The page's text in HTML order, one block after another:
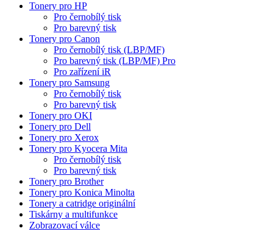
Tonery pro HP
Pro černobílý tisk
Pro barevný tisk
Tonery pro Canon
Pro černobílý tisk (LBP/MF)
Pro barevný tisk (LBP/MF) Pro
Pro zařízení iR
Tonery pro Samsung
Pro černobílý tisk
Pro barevný tisk
Tonery pro OKI
Tonery pro Dell
Tonery pro Xerox
Tonery pro Kyocera Mita
Pro černobílý tisk
Pro barevný tisk
Tonery pro Brother
Tonery pro Konica Minolta
Tonery a catridge originální
Tiskárny a multifunkce
Zobrazovací válce